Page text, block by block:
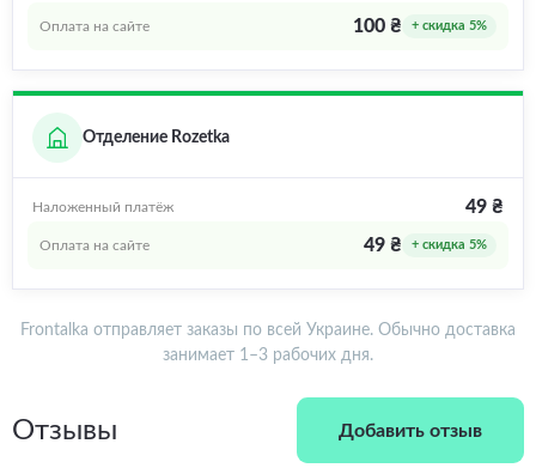
Оплата на сайте 100 ₴ + скидка 5%
Отделение Rozetka
Наложенный платёж 49 ₴
Оплата на сайте 49 ₴ + скидка 5%
Frontalka отправляет заказы по всей Украине. Обычно доставка
занимает 1–3 рабочих дня.
Отзывы Добавить отзыв